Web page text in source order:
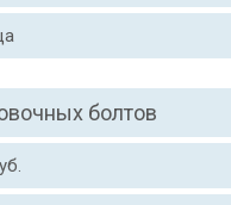
болтов